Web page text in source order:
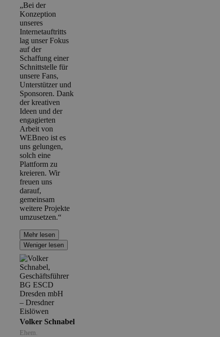
„Bei der
Konzeption
unseres
Internetauftritts
lag unser Fokus
auf der
Schaffung einer
Schnittstelle für
unsere Fans,
Unterstützer und
Sponsoren. Dank
der kreativen
Ideen und der
engagierten
Arbeit von
WEBneo ist es
uns gelungen,
solch eine
Plattform zu
kreieren. Wir
freuen uns
darauf,
gemeinsam
weitere Projekte
umzusetzen.“
Mehr lesen
Weniger lesen
Volker Schnabel
Ehem.